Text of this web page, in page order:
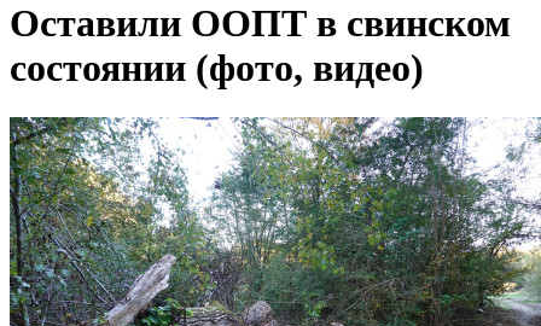
Оставили ООПТ в свинском
состоянии (фото, видео)